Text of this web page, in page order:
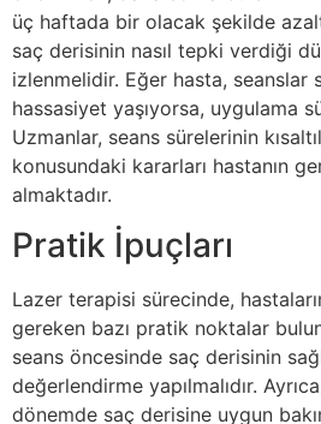
üç haftada bir olacak şekilde
saç derisinin nasıl tepki verdiği
izlenmelidir. Eğer hasta, seanslar
hassasiyet yaşıyorsa, uygulama
Uzmanlar, seans sürelerinin
konusundaki kararları hastanın
almaktadır.
Pratik İpuçları
Lazer terapisi sürecinde,
gereken bazı pratik noktalar
seans öncesinde saç derisinin
değerlendirme yapılmalıdır.
dönemde saç derisine uygun